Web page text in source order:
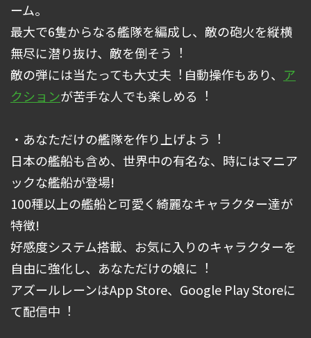
ーム。
最大で6隻からなる艦隊を編成し、敵の砲⽕を縦横
無尽に潜り抜け、敵を倒そう︕
敵の弾には当たっても大丈夫︕⾃動操作もあり、 ア
クションが苦⼿な人でも楽しめる︕
・あなただけの艦隊を作り上げよう︕
日本の艦船も含め、世界中の有名な、時にはマニア
ックな艦船が登場!
100種以上の艦船と可愛く綺麗なキャラクター達が
特徴!
好感度システム搭載、お気に⼊りのキャラクターを
⾃由に強化し、あなただけの娘に︕
アズールレーンはApp Store、Google Play Storeに
て配信中︕